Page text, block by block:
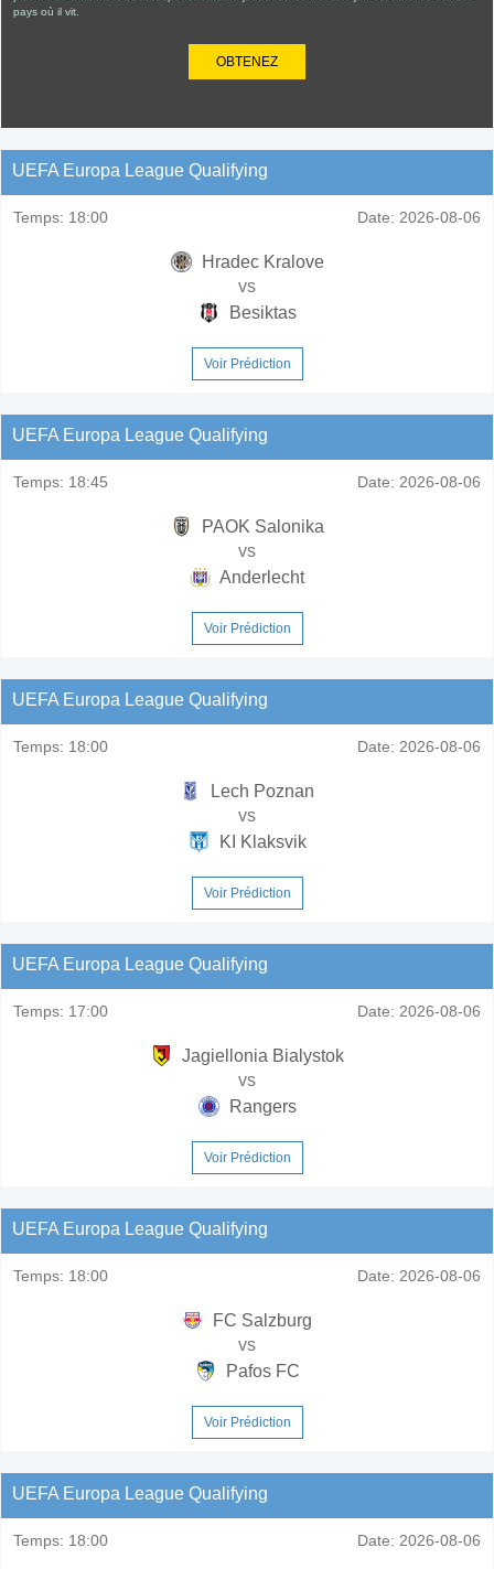
pays où il vit.
OBTENEZ
UEFA Europa League Qualifying
Temps: 18:00 Date: 2026-08-06
Hradec Kralove
vs
Besiktas
Voir Prédiction
UEFA Europa League Qualifying
Temps: 18:45 Date: 2026-08-06
PAOK Salonika
vs
Anderlecht
Voir Prédiction
UEFA Europa League Qualifying
Temps: 18:00 Date: 2026-08-06
Lech Poznan
vs
KI Klaksvik
Voir Prédiction
UEFA Europa League Qualifying
Temps: 17:00 Date: 2026-08-06
Jagiellonia Bialystok
vs
Rangers
Voir Prédiction
UEFA Europa League Qualifying
Temps: 18:00 Date: 2026-08-06
FC Salzburg
vs
Pafos FC
Voir Prédiction
UEFA Europa League Qualifying
Temps: 18:00 Date: 2026-08-06